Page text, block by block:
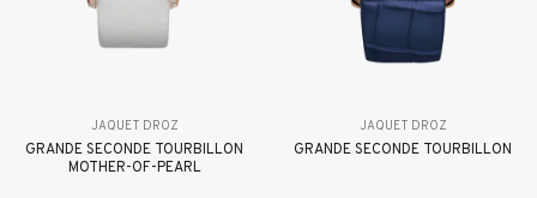
JAQUET DROZ
GRANDE SECONDE TOURBILLON
MOTHER-OF-PEARL
JAQUET DROZ
GRANDE SECONDE TOURBILLON